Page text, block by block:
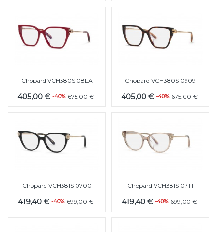
Chopard VCH380S 08LA
405,00 € -40% 675,00 €
Chopard VCH380S 0909
405,00 € -40% 675,00 €
Chopard VCH381S 0700
419,40 € -40% 699,00 €
Chopard VCH381S 07T1
419,40 € -40% 699,00 €